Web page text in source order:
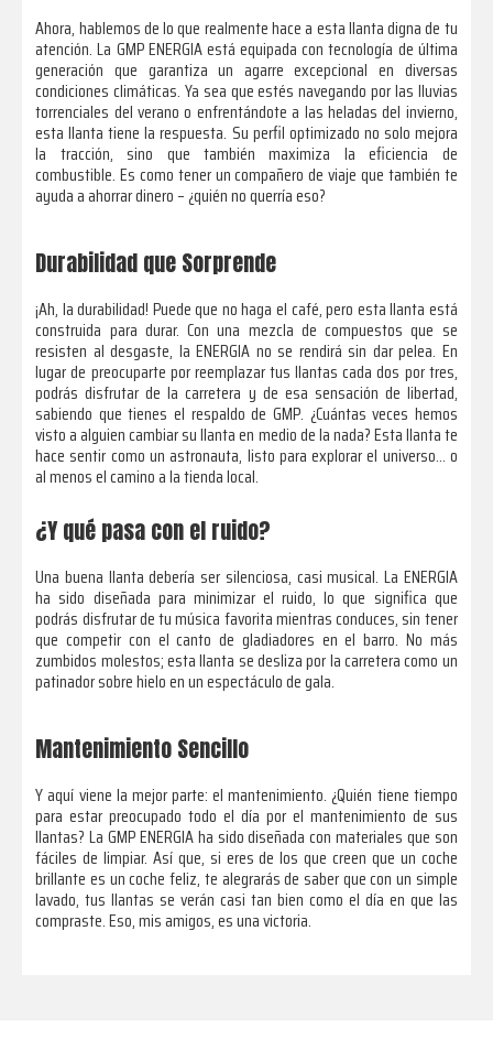
Ahora, hablemos de lo que realmente hace a esta llanta digna de tu
atención. La GMP ENERGIA está equipada con tecnología de última
generación que garantiza un agarre excepcional en diversas
condiciones climáticas. Ya sea que estés navegando por las lluvias
torrenciales del verano o enfrentándote a las heladas del invierno,
esta llanta tiene la respuesta. Su perfil optimizado no solo mejora
la tracción, sino que también maximiza la eficiencia de
combustible. Es como tener un compañero de viaje que también te
ayuda a ahorrar dinero – ¿quién no querría eso?
Durabilidad que Sorprende
¡Ah, la durabilidad! Puede que no haga el café, pero esta llanta está
construida para durar. Con una mezcla de compuestos que se
resisten al desgaste, la ENERGIA no se rendirá sin dar pelea. En
lugar de preocuparte por reemplazar tus llantas cada dos por tres,
podrás disfrutar de la carretera y de esa sensación de libertad,
sabiendo que tienes el respaldo de GMP. ¿Cuántas veces hemos
visto a alguien cambiar su llanta en medio de la nada? Esta llanta te
hace sentir como un astronauta, listo para explorar el universo… o
al menos el camino a la tienda local.
¿Y qué pasa con el ruido?
Una buena llanta debería ser silenciosa, casi musical. La ENERGIA
ha sido diseñada para minimizar el ruido, lo que significa que
podrás disfrutar de tu música favorita mientras conduces, sin tener
que competir con el canto de gladiadores en el barro. No más
zumbidos molestos; esta llanta se desliza por la carretera como un
patinador sobre hielo en un espectáculo de gala.
Mantenimiento Sencillo
Y aquí viene la mejor parte: el mantenimiento. ¿Quién tiene tiempo
para estar preocupado todo el día por el mantenimiento de sus
llantas? La GMP ENERGIA ha sido diseñada con materiales que son
fáciles de limpiar. Así que, si eres de los que creen que un coche
brillante es un coche feliz, te alegrarás de saber que con un simple
lavado, tus llantas se verán casi tan bien como el día en que las
compraste. Eso, mis amigos, es una victoria.